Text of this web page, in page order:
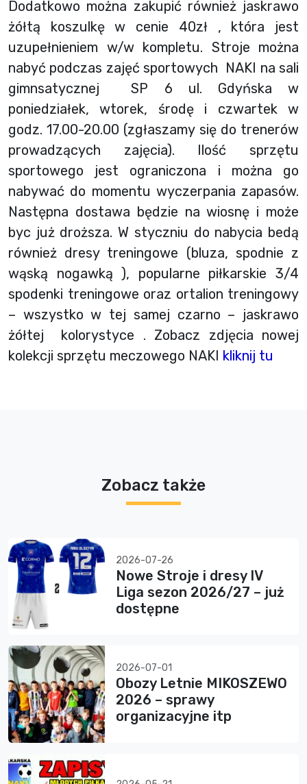
Dodatkowo można zakupić również jaskrawo
żółtą koszulkę w cenie 40zł , która jest
uzupełnieniem w/w kompletu. Stroje można
nabyć podczas zajęć sportowych NAKI na sali
gimnsatycznej SP 6 ul. Gdyńska w
poniedziałek, wtorek, środę i czwartek w
godz. 17.00-20.00 (zgłaszamy się do trenerów
prowadzących zajęcia). Ilość sprzętu
sportowego jest ograniczona i można go
nabywać do momentu wyczerpania zapasów.
Następna dostawa będzie na wiosnę i może
byc już droższa. W styczniu do nabycia bedą
również dresy treningowe (bluza, spodnie z
wąską nogawką ), popularne piłkarskie 3/4
spodenki treningowe oraz ortalion treningowy
– wszystko w tej samej czarno – jaskrawo
żółtej kolorystyce . Zobacz zdjęcia nowej
kolekcji sprzętu meczowego NAKI kliknij tu
Zobacz także
2026-07-26
Nowe Stroje i dresy IV
Liga sezon 2026/27 – już
dostępne
2026-07-01
Obozy Letnie MIKOSZEWO
2026 – sprawy
organizacyjne itp